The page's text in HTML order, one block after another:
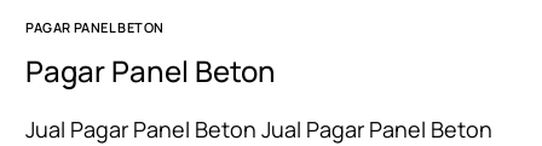
PAGAR PANEL BETON
Pagar Panel Beton
Jual Pagar Panel Beton Jual Pagar Panel Beton